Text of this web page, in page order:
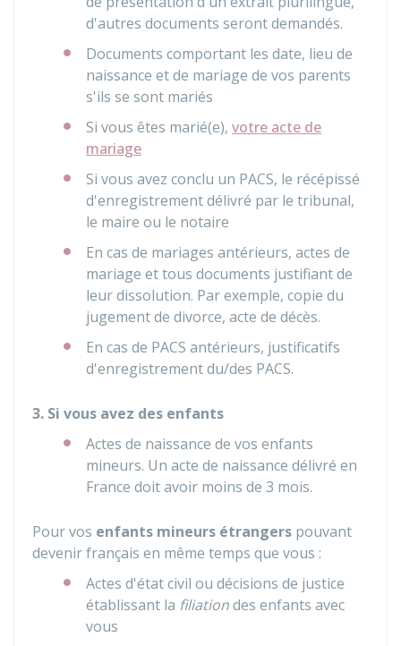
d'autres documents seront demandés.
Documents comportant les date, lieu de
naissance et de mariage de vos parents
s'ils se sont mariés
Si vous êtes marié(e), votre acte de
mariage
Si vous avez conclu un PACS, le récépissé
d'enregistrement délivré par le tribunal,
le maire ou le notaire
En cas de mariages antérieurs, actes de
mariage et tous documents justifiant de
leur dissolution. Par exemple, copie du
jugement de divorce, acte de décès.
En cas de PACS antérieurs, justificatifs
d'enregistrement du/des PACS.
3. Si vous avez des enfants
Actes de naissance de vos enfants
mineurs. Un acte de naissance délivré en
France doit avoir moins de 3 mois.
Pour vos enfants mineurs étrangers pouvant
devenir français en même temps que vous :
Actes d'état civil ou décisions de justice
établissant la filiationdes enfants avec
vous